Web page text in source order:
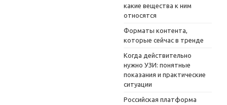
какие вещества к ним
относятся
Форматы контента,
которые сейчас в тренде
Когда действительно
нужно УЗИ: понятные
показания и практические
ситуации
Российская платформа